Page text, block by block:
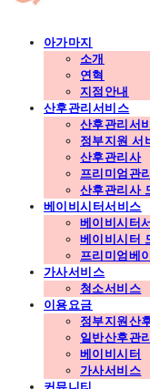
아가마지
소개
연혁
지점안내
산후관리서비스
산후관리서
정부지원 서
산후관리사
프리미엄관
산후관리사
베이비시터서비스
베이비시터
베이비시터
프리미엄베
가사서비스
청소서비스
이용요금
정부지원산
일반산후관리
베이비시터
가사서비스